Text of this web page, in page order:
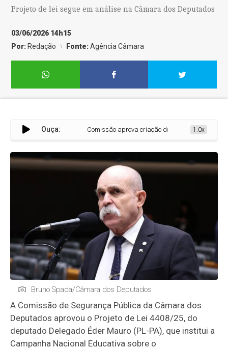
Projeto de lei segue em análise na Câmara dos Deputados
03/06/2026 14h15
Por: Redação Fonte:Agência Câmara
Ouça: Comissão aprova criação de campanha escolar
1.0x
Bruno Spada/Câmara dos Deputados
A Comissão de Segurança Pública da Câmara dos
Deputados aprovou o Projeto de Lei 4408/25, do
deputado Delegado Éder Mauro (PL-PA), que institui a
Campanha Nacional Educativa sobre o